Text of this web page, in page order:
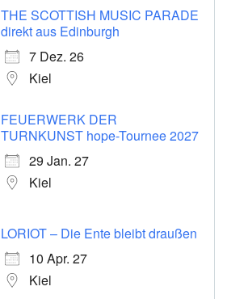
THE SCOTTISH MUSIC PARADE
direkt aus Edinburgh
7 Dez. 26
Kiel
FEUERWERK DER
TURNKUNST hope-Tournee 2027
29 Jan. 27
Kiel
LORIOT – Die Ente bleibt draußen
10 Apr. 27
Kiel